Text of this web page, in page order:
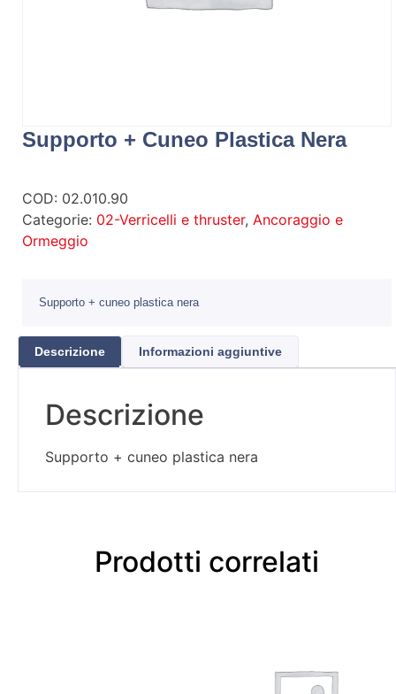
Supporto + Cuneo Plastica Nera
COD: 02.010.90
Categorie: 02-Verricelli e thruster, Ancoraggio e
Ormeggio
Supporto + cuneo plastica nera
Descrizione Informazioni aggiuntive
Descrizione
Supporto + cuneo plastica nera
Prodotti correlati